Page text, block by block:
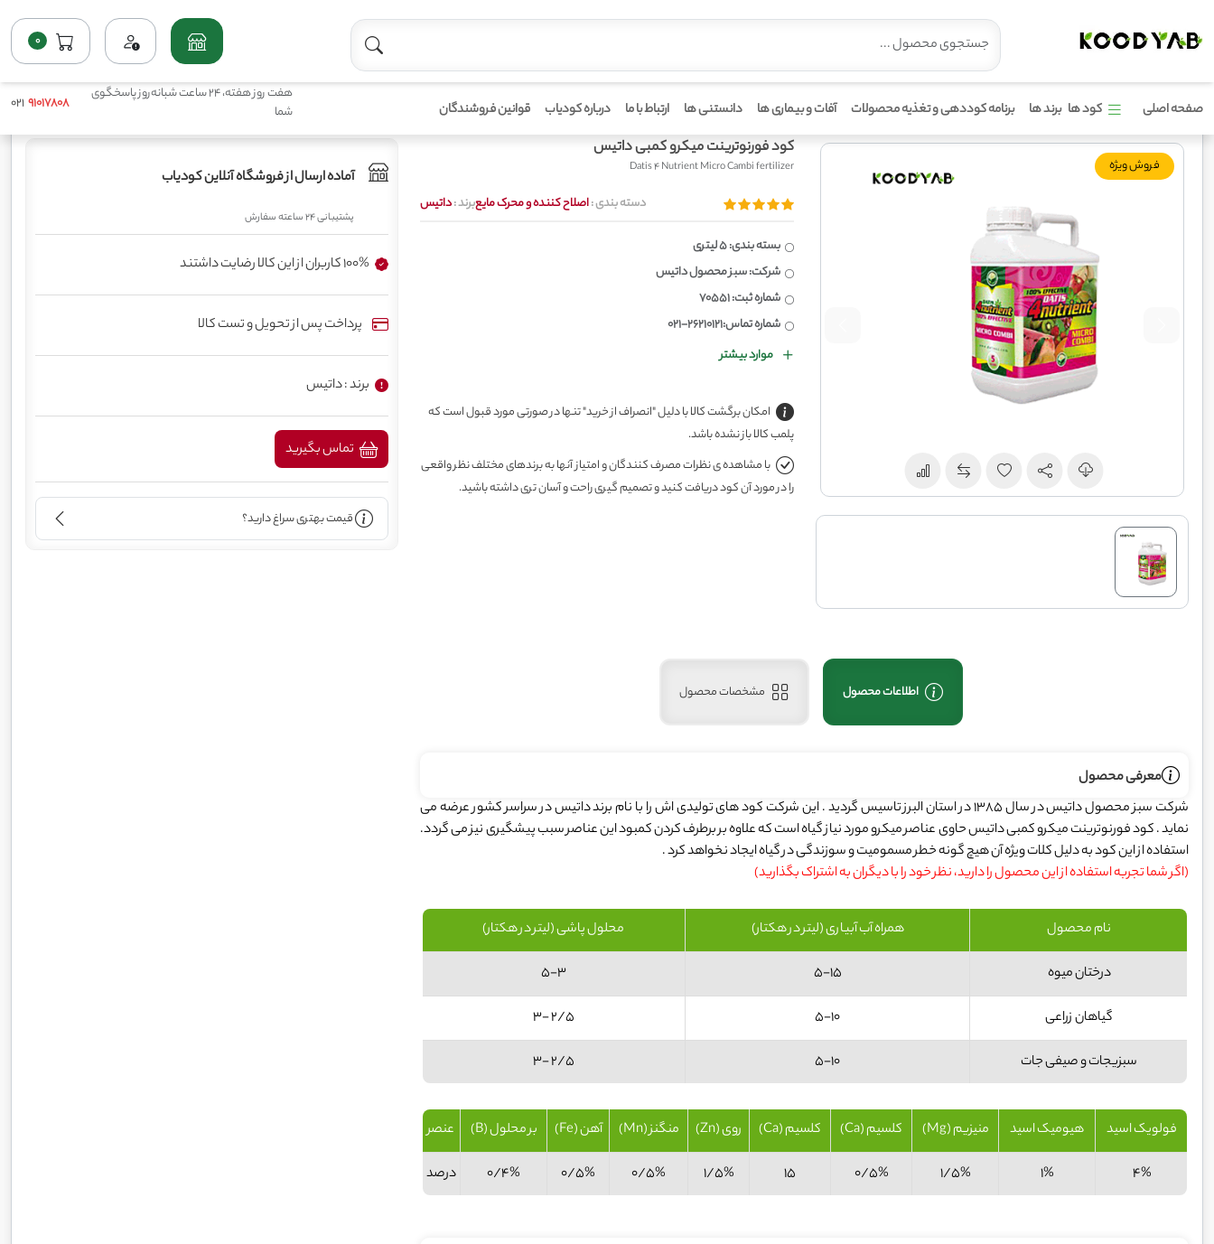
0
صفحه اصلی کود ها برند ها برنامه کوددهی و تغذیه محصولات آفات و بیماری ها دانستنی ها ارتباط با ما درباره کودیاب قوانین فروشندگان
هفت روز هفته، 24 ساعت شبانه‌روز پاسخگوی
شما
91017808
021
اصلاح کننده و محرک مایع کود فورنوترینت میکرو کمبی داتیس
فروش ویژه
کود فورنوترینت میکرو کمبی داتیس
Datis 4 Nutrient Micro Cambi fertilizer
دسته بندی :اصلاح کننده و محرک مایعبرند :داتیس
بسته بندی: 5 لیتری
شرکت: سبز محصول داتیس
شماره ثبت: 70551
شماره تماس:26210121-021
موارد بیشتر
امکان برگشت کالا با دلیل "انصراف از خرید" تنها در صورتی مورد قبول است که
پلمب کالا باز نشده باشد.
با مشاهده ی نظرات مصرف کنندگان و امتیاز آنها به برندهای مختلف نظر واقعی
را در مورد آن کود دریافت کنید و تصمیم گیری راحت و آسان تری داشته باشید.
اطلاعات محصول مشخصات محصول
معرفی محصول
شرکت سبز محصول داتیس در سال 1385 در استان البرز تاسیس گردید . این شرکت کود های تولیدی اش را با نام برند داتیس در سراسر کشور عرضه می
نماید . کود فورنوترینت میکرو کمبی داتیس حاوی عناصر میکرو مورد نیاز گیاه است که علاوه بر برطرف کردن کمبود این عناصر سبب پیشگیری نیز می گردد.
استفاده از این کود به دلیل کلات ویژه آن هیچ گونه خطر مسمومیت و سوزندگی در گیاه ایجاد نخواهد کرد .
(اگر شما تجربه استفاده از این محصول را دارید، نظر خود را با دیگران به اشتراک بگذارید)
محلول پاشی (لیتر در هکتار) همراه آب آبیاری (لیتر در هکتار) نام محصول
5-3 5-15 درختان میوه
2/5 -3 5-10 گیاهان زراعی
2/5 -3 5-10 سبزیجات و صیفی جات
عنصر بر محلول (B) آهن (Fe) منگنز (Mn) روی (Zn) کلسیم (Ca) کلسیم (Ca) منیزیم (Mg) هیومیک اسید فولویک اسید
درصد 0/4% 0/5% 0/5% 1/5% 15 0/5% 1/5% 1% 4%
آماده ارسال از فروشگاه آنلاین کودیاب
پشتیبانی 24 ساعته سفارش
100% کاربران از این کالا رضایت داشتند
پرداخت پس از تحویل و تست کالا
برند : داتیس
قیمت بهتری سراغ دارید؟